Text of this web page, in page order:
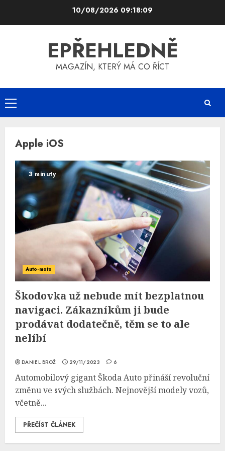
10/08/2026 09:18:09
EPŘEHLEDNĚ
MAGAZÍN, KTERÝ MÁ CO ŘÍCT
Primary
Menu
Apple iOS
3 minuty
Auto-moto
Škodovka už nebude mít bezplatnou
navigaci. Zákazníkům ji bude
prodávat dodatečně, těm se to ale
nelíbí
DANIEL BROŽ 29/11/2023 6
Automobilový gigant Škoda Auto přináší revoluční
změnu ve svých službách. Nejnovější modely vozů,
včetně...
PŘEČÍST ČLÁNEK